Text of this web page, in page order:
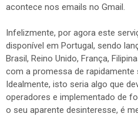
acontece nos emails no Gmail.
Infelizmente, por agora este
disponível em Portugal, sendo
Brasil, Reino Unido, França,
com a promessa de rapidamente
Idealmente, isto seria algo que
operadores e implementado de
o seu aparente desinteresse, é